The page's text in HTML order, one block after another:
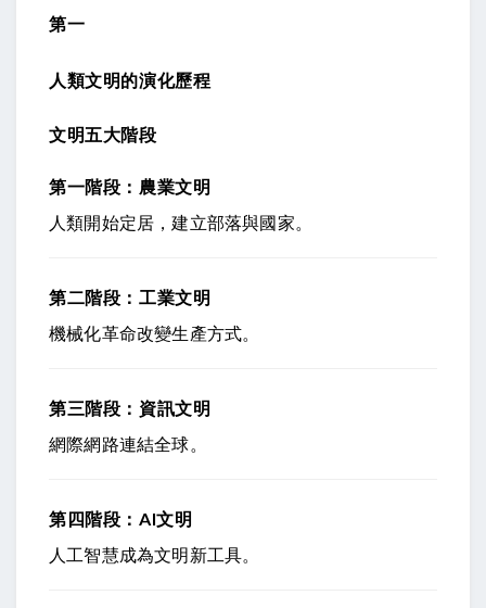
第一
人類文明的演化歷程
文明五大階段
第一階段：農業文明
人類開始定居，建立部落與國家。
第二階段：工業文明
機械化革命改變生產方式。
第三階段：資訊文明
網際網路連結全球。
第四階段：AI文明
人工智慧成為文明新工具。